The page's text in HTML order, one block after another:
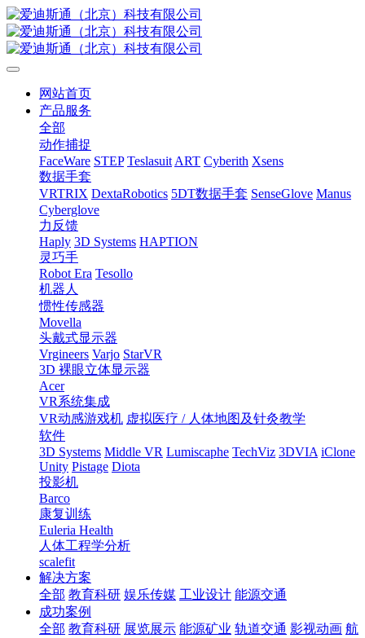
网站首页
产品服务
全部
动作捕捉
FaceWare STEP Teslasuit ART Cyberith Xsens
数据手套
VRTRIX DextaRobotics 5DT数据手套 SenseGlove Manus
Cyberglove
力反馈
Haply 3D Systems HAPTION
灵巧手
Robot Era Tesollo
机器人
惯性传感器
Movella
头戴式显示器
Vrgineers Varjo StarVR
3D 裸眼立体显示器
Acer
VR系统集成
VR动感游戏机 虚拟医疗 / 人体地图及针灸教学
软件
3D Systems Middle VR Lumiscaphe TechViz 3DVIA iClone
Unity Pistage Diota
投影机
Barco
康复训练
Euleria Health
人体工程学分析
scalefit
解决方案
全部 教育科研 娱乐传媒 工业设计 能源交通
成功案例
全部 教育科研 展览展示 能源矿业 轨道交通 影视动画 航